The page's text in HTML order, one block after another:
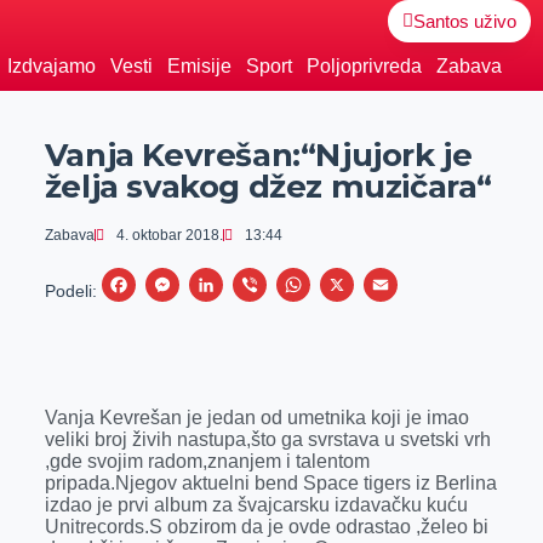
Santos uživo
Izdvajamo Vesti Emisije Sport Poljoprivreda Zabava
Vanja Kevrešan:“Njujork je
želja svakog džez muzičara“
Zabava 4. oktobar 2018. 13:44
Podeli:
F
b
o
o
k
M
e
n
g
e
L
e
d
I
n
V
r
W
s
A
p
p
X
E
l
Vanja Kevrešan je jedan od umetnika koji je imao
veliki broj živih nastupa,što ga svrstava u svetski vrh
,gde svojim radom,znanjem i talentom
pripada.Njegov aktuelni bend Space tigers iz Berlina
izdao je prvi album za švajcarsku izdavačku kuću
Unitrecords.S obzirom da je ovde odrastao ,želeo bi